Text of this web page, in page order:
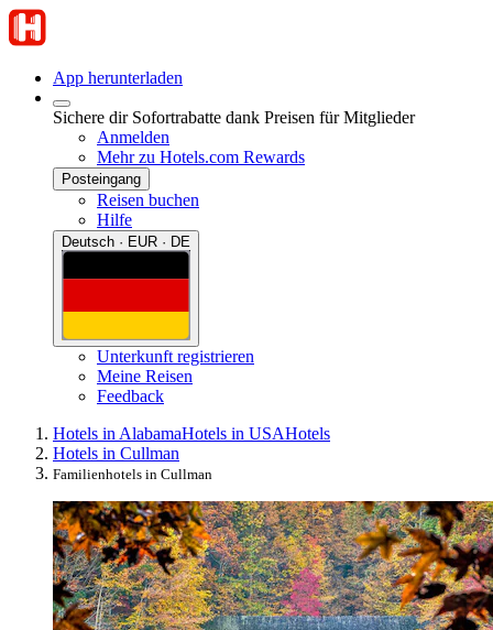
App herunterladen
Sichere dir Sofortrabatte dank Preisen für Mitglieder
Anmelden
Mehr zu Hotels.com Rewards
Posteingang
Reisen buchen
Hilfe
Deutsch · EUR · DE
Unterkunft registrieren
Meine Reisen
Feedback
Hotels in AlabamaHotels in USAHotels
Hotels in Cullman
Familienhotels in Cullman